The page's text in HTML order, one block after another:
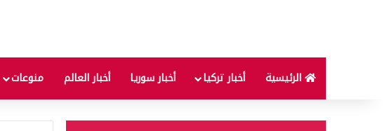
الرئيسية أخبار تركيا أخبار سوريا أخبار العالم منوعات